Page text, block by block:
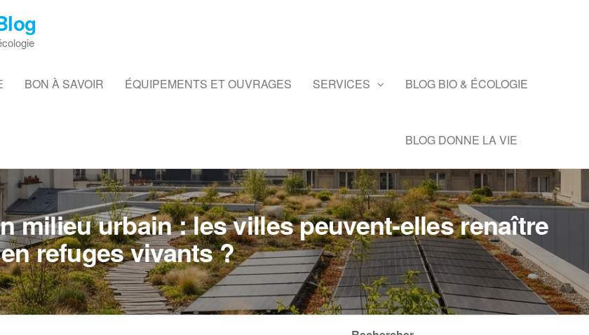
BON À SAVOIR ÉQUIPEMENTS ET OUVRAGES SERVICES BLOG BIO & ÉCOLOGIE
BLOG DONNE LA VIE
milieu urbain : les villes peuvent-elles renaître
en refuges vivants ?